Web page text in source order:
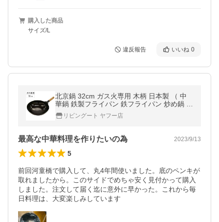
購入した商品
サイズ/L
違反報告 いいね 0
北京鍋 32cm ガス火専用 木柄 日本製 （ 中
華鍋 鉄製フライパン 鉄フライパン 炒め鍋 い
ため鍋 木柄北京鍋 木製ハンドル ）
リビングート ヤフー店
最高な中華料理を作りたいの為 2023/9/13
5
前回河童橋で購入して、丸4年間使いました。底のペンキが
取れましたから。このサイドでめちゃ安く見付かって購入
しました。注文して届く迄に意外に早かった。これから毎
日料理は、大変楽しみしています